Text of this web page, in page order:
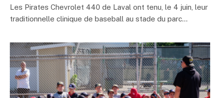
Les Pirates Chevrolet 440 de Laval ont tenu, le 4 juin, leur
traditionnelle clinique de baseball au stade du parc…